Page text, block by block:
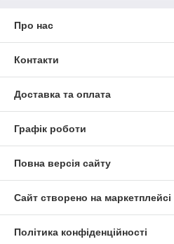
Про нас
Контакти
Доставка та оплата
Графік роботи
Повна версія сайту
Сайт створено на маркетплейсі
Політика конфіденційності